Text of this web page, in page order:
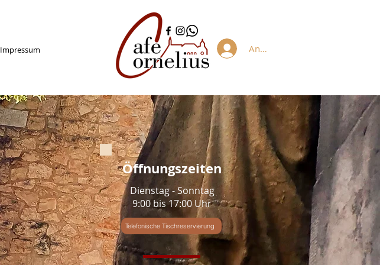
Impressum Anmelden/Registrieren
Öffnungszeiten
Dienstag - Sonntag
9:00 bis 17:00 Uhr
Telefonische Tischreservierung